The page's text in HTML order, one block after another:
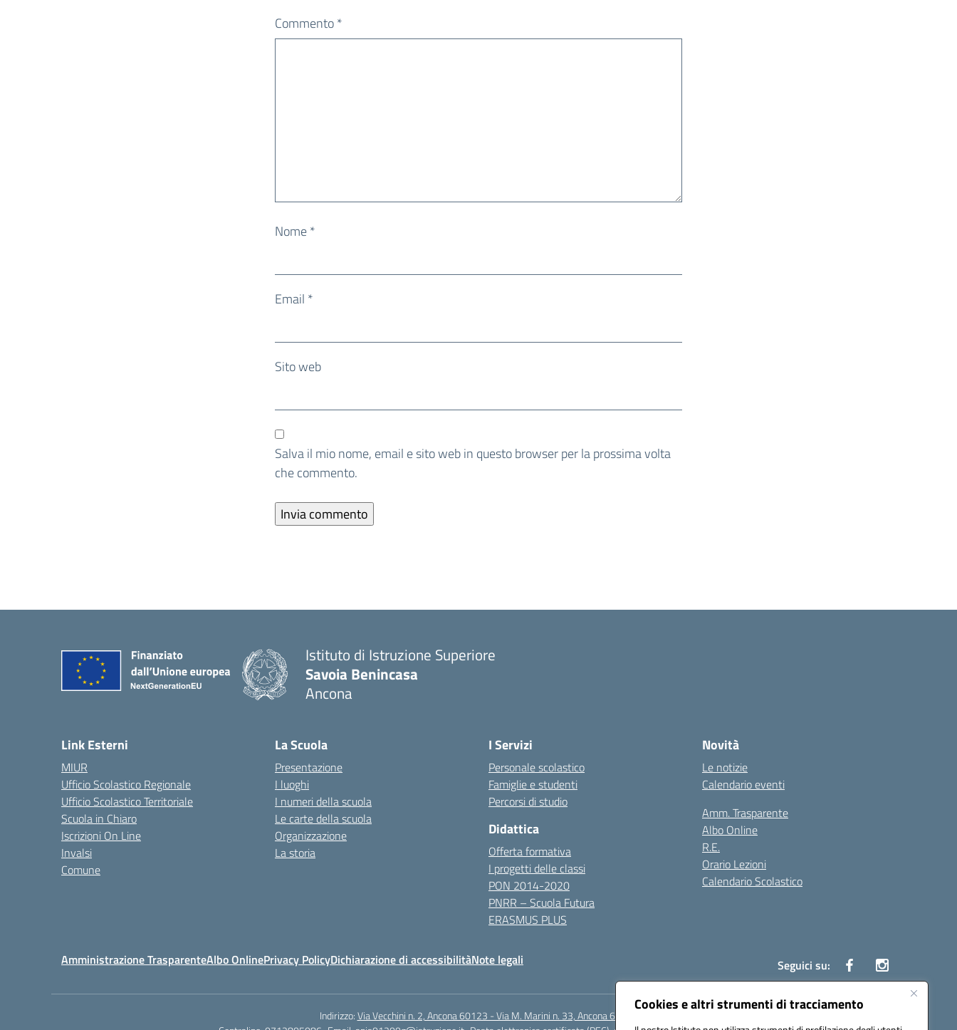
Cookies e altri strumenti di tracciamento
Commento*
Nome*
Email *
Sito web
Salva il mio nome, email e sito web in questo browser per la prossima volta
che commento.
Istituto di Istruzione Superiore
Savoia Benincasa
Ancona
Link Esterni
MIUR
Ufficio Scolastico Regionale
Ufficio Scolastico Territoriale
Scuola in Chiaro
Iscrizioni On Line
Invalsi
Comune
La Scuola
Presentazione
I luoghi
I numeri della scuola
Le carte della scuola
Organizzazione
La storia
I Servizi
Personale scolastico
Famiglie e studenti
Percorsi di studio
Didattica
Offerta formativa
I progetti delle classi
PON 2014-2020
PNRR – Scuola Futura
ERASMUS PLUS
Novità
Le notizie
Calendario eventi
Amm. Trasparente
Albo Online
R.E.
Orario Lezioni
Calendario Scolastico
Amministrazione TrasparenteAlbo OnlinePrivacy PolicyDichiarazione di accessibilitàNote legali Seguici su:
Indirizzo:Via Vecchini n. 2, Ancona 60123 - Via M. Marini n. 33, Ancona 60129